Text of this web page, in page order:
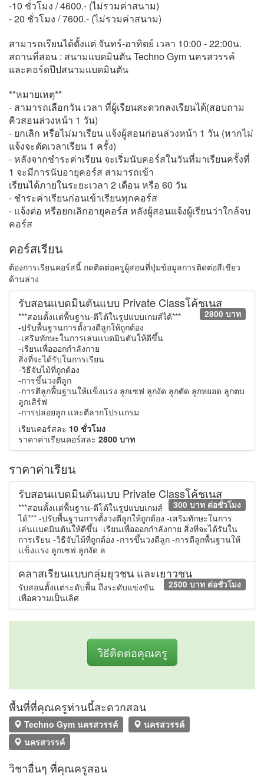
-10 ชั่วโมง / 4600.- (ไม่รวมค่าสนาม)
- 20 ชั่วโมง / 7600.- (ไม่รวมค่าสนาม)
สามารถเรียนได้ตั้งแต่ จันทร์-อาทิตย์ เวลา 10:00 - 22:00น.
สถานที่สอน : สนามแบดมินตัน Techno Gym นครสวรรค์
และคอร์ดปีปสนามแบดมินตัน
**หมายเหตุ**
- สามารถเลือกวัน เวลา ที่ผู้เรียนสะดวกลงเรียนได้(สอบถาม
คิวสอนล่วงหน้า 1 วัน)
- ยกเลิก หรือไม่มาเรียน แจ้งผู้สอนก่อนล่วงหน้า 1 วัน (หากไม่
แจ้งจะตัดเวลาเรียน 1 ครั้ง)
- หลังจากชำระค่าเรียน จะเริ่มนับคอร์สในวันที่มาเรียนครั้งที่
1 จะมีการนับอายุคอร์ส สามารถเข้า
เรียนได้ภายในระยะเวลา 2 เดือน หรือ 60 วัน
- ชำระค่าเรียนก่อนเข้าเรียนทุกคอร์ส
- แจ้งต่อ หรือยกเลิกอายุคอร์ส หลังผู้สอนแจ้งผู้เรียนว่าใกล้จบ
คอร์ส
คอร์สเรียน
ต้องการเรียนคอร์สนี้ กดติดต่อครูผู้สอนที่ปุ่มข้อมูลการติดต่อสีเขียว
ด้านล่าง
รับสอนเเบดมินตันแบบ Private Classโค้ชเนส
2800 บาท
***สอนตั้งเเต่พื้นฐาน-ตีโต้ในรูปแบบเกมส์ได้***
-ปรับพื้นฐานการตั้งวงตีลูกให้ถูกต้อง
-เสริมทักษะในการเล่นเเบดมินตันให้ดีขึ้น
-เรียนเพื่อออกกำลังกาย
สิ่งที่จะได้รับในการเรียน
-วิธีจับไม้ที่ถูกต้อง
-การขึ้นวงตีลูก
-การตีลูกพื้นฐานให้เเข็งเเรง ลูกเซฟ ลูกงัด ลูกตัด ลูกหยอด ลูกตบ
ลูกเสิร์ฟ
-การปล่อยลูก เเละตีลากโปรเเกรม
เรียนคอร์สละ 10 ชั่วโมง
ราคาค่าเรียนคอร์สละ 2800 บาท
ราคาค่าเรียน
รับสอนเเบดมินตันแบบ Private Classโค้ชเนส
300 บาท ต่อชั่วโมง
***สอนตั้งเเต่พื้นฐาน-ตีโต้ในรูปแบบเกมส์
ได้*** -ปรับพื้นฐานการตั้งวงตีลูกให้ถูกต้อง -เสริมทักษะในการ
เล่นเเบดมินตันให้ดีขึ้น -เรียนเพื่อออกกำลังกาย สิ่งที่จะได้รับใน
การเรียน -วิธีจับไม้ที่ถูกต้อง -การขึ้นวงตีลูก -การตีลูกพื้นฐานให้
เเข็งเเรง ลูกเซฟ ลูกงัด ล
คลาสเรียนแบบกลุ่มยุวชน และเยาวชน
2500 บาท ต่อชั่วโมง
รับสอนตั้งเเต่ระดับพื้น ถึงระดับแข่งขัน
เพื่อความเป็นเลิศ
วิธีติดต่อคุณครู
พื้นที่ที่คุณครูท่านนี้สะดวกสอน
Techno Gym นครสวรรค์
นครสวรรค์
นครสวรรค์
วิชาอื่นๆ ที่คุณครูสอน